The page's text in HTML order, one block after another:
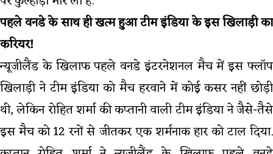
पहले वनडे के साथ ही खत्म हुआ टीम इंडिया के इस खिलाड़ी का
करियर!
न्यूजीलैंड के खिलाफ पहले वनडे इंटरनेशनल मैच में इस फ्लॉप
खिलाड़ी ने टीम इंडिया को मैच हरवाने में कोई कसर नहीं छोड़ी
थी, लेकिन रोहित शर्मा की कप्तानी वाली टीम इंडिया ने जैसे-तैसे
इस मैच को 12 रनों से जीतकर एक शर्मनाक हार को टाल दिया.